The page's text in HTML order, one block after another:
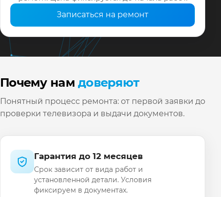
Записаться на ремонт
Почему намдоверяют
Понятный процесс ремонта: от первой заявки до
проверки телевизора и выдачи документов.
Гарантия до 12 месяцев
Срок зависит от вида работ и
установленной детали. Условия
фиксируем в документах.